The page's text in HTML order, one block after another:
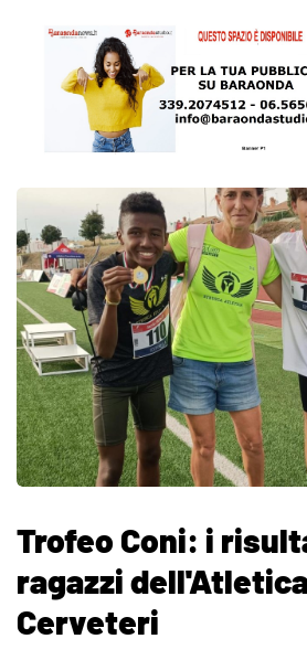
Trofeo Coni: i
ragazzi
Cerveteri